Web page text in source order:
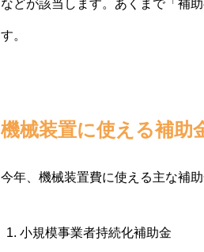
などが該当します。あくまで「補
す。
機械装置に使える補助
今年、機械装置費に使える主な補
小規模事業者持続化補助金